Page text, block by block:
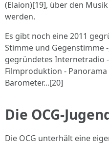
(Elaion)[19], über den
werden.
Es gibt noch eine 2011
Stimme und Gegenstimme
gegründetes Internetradio
Filmproduktion - Panorama
Barometer...[20]
Die OCG-
Die OCG unterhält eine